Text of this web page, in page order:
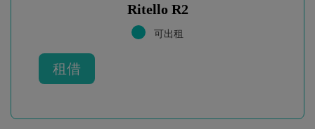
Ritello R2
可出租
租借